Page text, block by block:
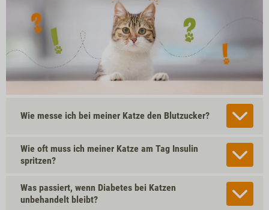
Wie messe ich bei meiner Katze den Blutzucker?
Wie oft muss ich meiner Katze am Tag Insulin
spritzen?
Was passiert, wenn Diabetes bei Katzen
unbehandelt bleibt?